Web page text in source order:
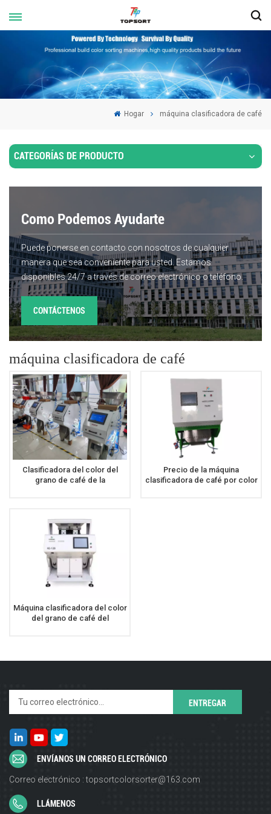
Hogar máquina clasificadora de café
CATEGORÍAS DE PRODUCTO
Como Podemos Ayudarte
Puede ponerse en contacto con nosotros de cualquier
manera que sea conveniente para usted. Estamos
disponibles 24/7 a través de correo electrónico o teléfono.
CONTÁCTENOS
máquina clasificadora de café
Clasificadora del color del
grano de café de la
Precio de la máquina
clasificadora de café por color
Máquina clasificadora del color
del grano de café del
ENVÍANOS UN CORREO ELECTRÓNICO
Correo electrónico : topsortcolorsorter@163.com
LLÁMENOS